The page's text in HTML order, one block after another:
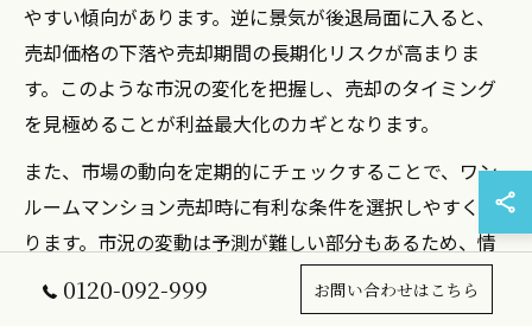
やすい傾向があります。逆に景気が後退局面に入ると、
売却価格の下落や売却期間の長期化リスクが高まりま
す。このような市況の変化を把握し、売却のタイミング
を見極めることが利益最大化のカギとなります。
また、市場の動向を定期的にチェックすることで、ワン
ルームマンション売却時に有利な条件を選択しやすくな
ります。市況の変動は予測が難しい部分もあるため、情
報収集や専門家への相談も重要なポイントです。
0120-092-999 お問い合わせはこちら